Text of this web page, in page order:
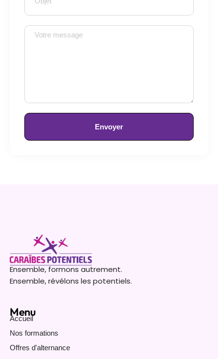
Envoyer
Ensemble, formons autrement.
Ensemble, révélons les potentiels.
Menu
Accueil
Nos formations
Offres d'alternance